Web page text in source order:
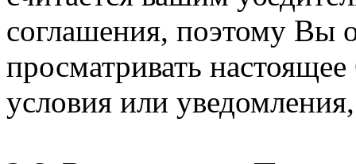
соглашения, поэтому Вы
просматривать
условия или